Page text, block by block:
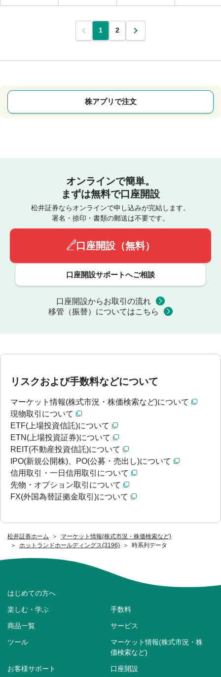
松井証券ホーム
マーケット情報(株式市況・株価検索など)
ホットランドホールディングス(3196)
時系列データ
1 2
株アプリで注文
オンラインで簡単。
まずは無料で口座開設
松井証券ならオンラインで申し込みが完結します。
署名・捺印・書類の郵送は不要です。
口座開設（無料）
口座開設サポートへご相談
口座開設からお取引の流れ
移管（振替）についてはこちら
リスクおよび手数料などについて
マーケット情報(株式市況・株価検索など)について
現物取引について
ETF(上場投資信託)について
ETN(上場投資証券)について
REIT(不動産投資信託)について
IPO(新規公開株)、PO(公募・売出し)について
信用取引・一日信用取引について
先物・オプション取引について
FX(外国為替証拠金取引)について
はじめての方へ
楽しむ・学ぶ 手数料
商品一覧 サービス
ツール
マーケット情報(株式市況・株
価検索など)
お客様サポート 口座開設